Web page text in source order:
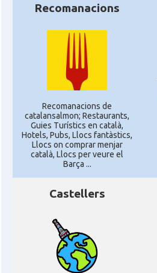
Recomanacions
Recomanacions de
catalansalmon; Restaurants,
Guies Turístics en català,
Hotels, Pubs, Llocs fantàstics,
Llocs on comprar menjar
català, Llocs per veure el
Barça ...
Castellers